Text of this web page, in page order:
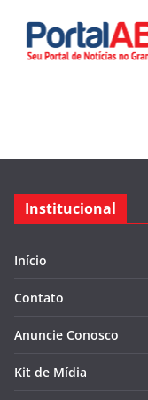
Institucional
Início
Contato
Anuncie Conosco
Kit de Mídia